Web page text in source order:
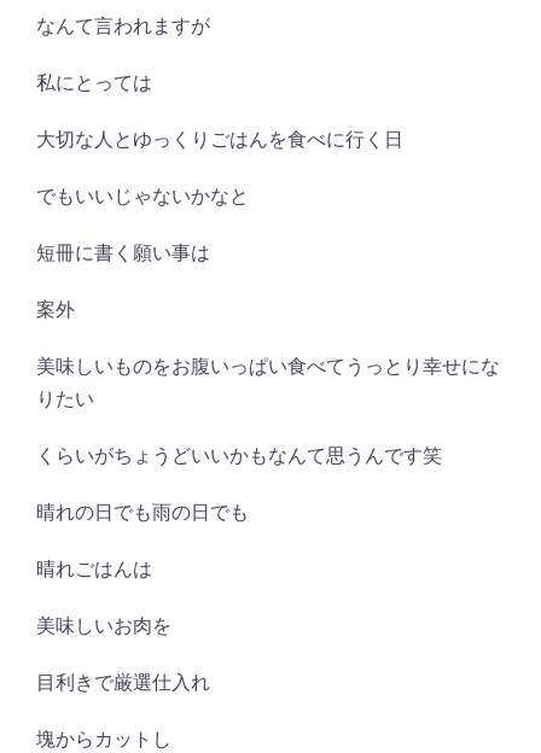
なんて言われますが
私にとっては
大切な人とゆっくりごはんを食べに行く日
でもいいじゃないかなと
短冊に書く願い事は
案外
美味しいものをお腹いっぱい食べてうっとり幸せにな
りたい
くらいがちょうどいいかもなんて思うんです笑
晴れの日でも雨の日でも
晴れごはんは
美味しいお肉を
目利きで厳選仕入れ
塊からカットし